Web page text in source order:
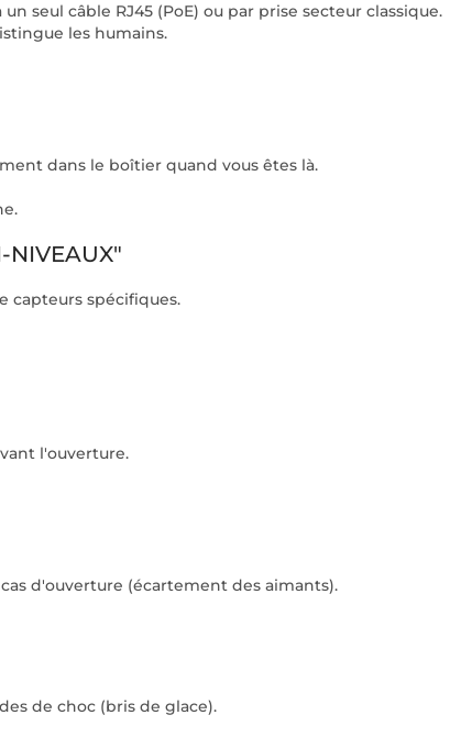
seul câble RJ45 (PoE) ou par prise secteur classique.
les humains.
dans le boîtier quand vous êtes là.
NIVEAUX"
capteurs spécifiques.
l'ouverture.
d'ouverture (écartement des aimants).
de choc (bris de glace).